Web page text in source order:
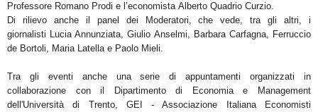
Professore Romano Prodi e l’economista Alberto Quadrio Curzio.
Di rilievo anche il
panel dei Moderatori, che vede, tra gli altri, i
giornalisti Lucia Annunziata, Giulio Anselmi, Barbara Carfagna, Ferruccio
de Bortoli, Maria Latella e Paolo Mieli.
Tra gli eventi anche una serie di appuntamenti organizzati in
collaborazione con il
Dipartimento di Economiae Management
dell'Università di Trento, GEI - Associazione Italiana Economisti